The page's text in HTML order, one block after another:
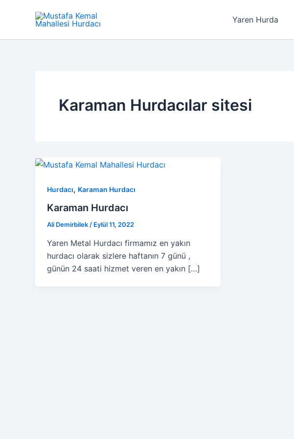
Yaren Hurda
Karaman Hurdacılar sitesi
Hurdacı, Karaman Hurdacı
Karaman Hurdacı
Ali Demirbilek/ Eylül 11, 2022
Yaren Metal Hurdacı firmamız en yakın
hurdacı olarak sizlere haftanın 7 günü ,
günün 24 saati hizmet veren en yakın […]